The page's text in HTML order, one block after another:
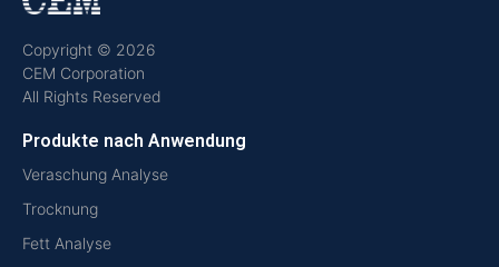
Copyright © 2026
CEM Corporation
All Rights Reserved
Produkte nach Anwendung
Veraschung Analyse
Trocknung
Fett Analyse